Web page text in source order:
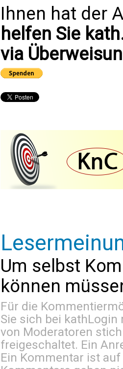
Ihnen hat der
helfen Sie
via
Um selbst
können
Für die
Sie sich bei kathLogin
von Moderatoren
freigeschaltet. Ein
Ein Kommentar ist